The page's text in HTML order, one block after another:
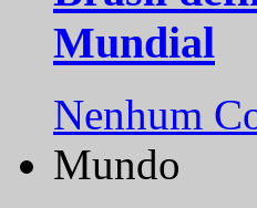
Mundial
Nenhum
Mundo